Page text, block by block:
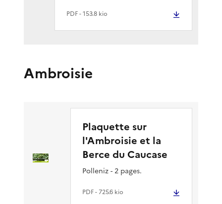
PDF- 153.8 kio
Ambroisie
Plaquette sur
l'Ambroisie et la
Berce du Caucase
PDF- 725.6 kio
Polleniz - 2 pages.